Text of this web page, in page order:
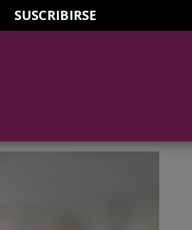
marcas P&O Cruises y Cunard
en Carnival UK desde
y Cunard en todo el mundo,
portuarias y proveedores